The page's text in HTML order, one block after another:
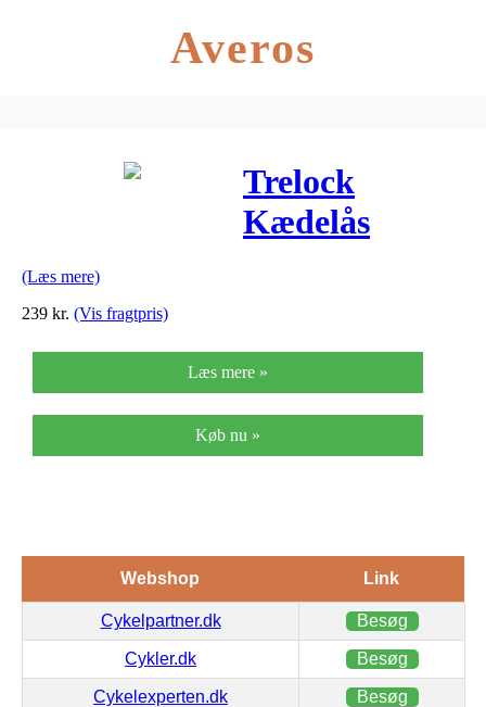
Averos
Trelock
Kædelås
Sort blomster
(Læs mere)
239 kr. (Vis fragtpris)
Læs mere »
Køb nu »
Webshop Link
Cykelpartner.dk Besøg
Cykler.dk Besøg
Cykelexperten.dk Besøg